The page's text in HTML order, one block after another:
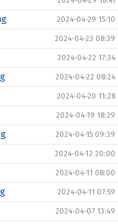
2024-04-29 15:10
2024-04-23 08:39
2024-04-22 17:34
2024-04-22 08:24
2024-04-20 11:28
2024-04-19 18:29
2024-04-15 09:39
2024-04-12 20:00
2024-04-11 08:00
2024-04-11 07:59
2024-04-07 13:49